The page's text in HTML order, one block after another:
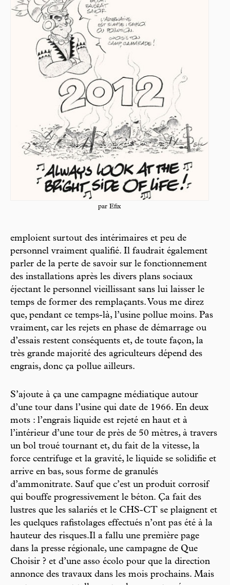
par Efix
emploient surtout des intérimaires et peu de
personnel vraiment qualifié. Il faudrait également
parler de la perte de savoir sur le fonctionnement
des installations après les divers plans sociaux
éjectant le personnel vieillissant sans lui laisser le
temps de former des remplaçants. Vous me direz
que, pendant ce temps-là, l’usine pollue moins. Pas
vraiment, car les rejets en phase de démarrage ou
d’essais restent conséquents et, de toute façon, la
très grande majorité des agriculteurs dépend des
engrais, donc ça pollue ailleurs.
S’ajoute à ça une campagne médiatique autour
d’une tour dans l’usine qui date de 1966. En deux
mots : l’engrais liquide est rejeté en haut et à
l’intérieur d’une tour de près de 50 mètres, à travers
un bol troué tournant et, du fait de la vitesse, la
force centrifuge et la gravité, le liquide se solidifie et
arrive en bas, sous forme de granulés
d’ammonitrate. Sauf que c’est un produit corrosif
qui bouffe progressivement le béton. Ça fait des
lustres que les salariés et le CHS-CT se plaignent et
les quelques rafistolages effectués n’ont pas été à la
hauteur des risques.Il a fallu une première page
dans la presse régionale, une campagne de Que
Choisir ? et d’une asso écolo pour que la direction
annonce des travaux dans les mois prochains. Mais